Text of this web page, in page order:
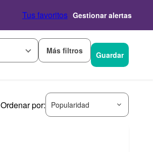
Tus favoritos Gestionar alertas
Más filtros Guardar
Ordenar por: Popularidad